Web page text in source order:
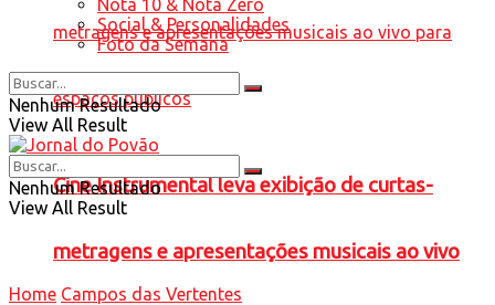
Cine Instrumental leva exibição de curtas-
metragens e apresentações musicais ao vivo
Nota 10 & Nota Zero
Social & Personalidades
Foto da Semana
Nenhum Resultado
View All Result
Nenhum Resultado
View All Result
Home Campos das Vertentes